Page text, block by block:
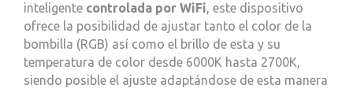
inteligente controlada por WiFi, este dispositivo
ofrece la posibilidad de ajustar tanto el color de la
bombilla (RGB) así como el brillo de esta y su
temperatura de color desde 6000K hasta 2700K,
siendo posible el ajuste adaptándose de esta manera